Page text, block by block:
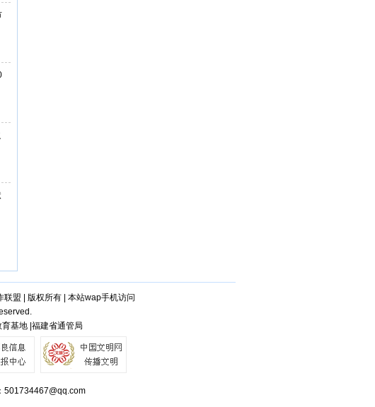
联盟 版权所有| 本站wap手机访问
基地 |福建省通管局
501734467@qq.com